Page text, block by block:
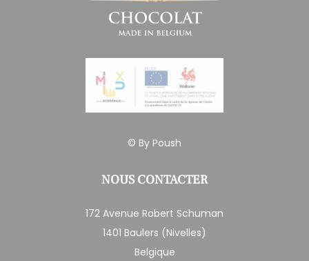
© By Poush
NOUS CONTACTER
172 Avenue Robert Schuman
1401 Baulers (Nivelles)
Belgique